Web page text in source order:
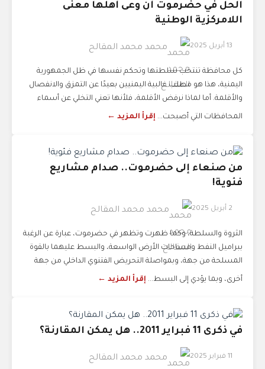
الحل في حضرموت أن وعى أهلها معنى
اللامركزية الوطنية
13 أبريل 2025 محمد محمد المقالح
كل محافظة تنتخب سلطتها وتحكم نفسها في ظل الجمهورية
اليمنية، هذا هو مطلب غالبية اليمنيين بعيدًا عن التمزق والانفصال
والأقلمة. أما لماذا نرفض الأقلمة، فلأنها تعني التخلي عن أسماء
المحافظات التي أصبحت... إقرأ المزيد ←
من صنعاء إلى حضرموت.. صدام مشاريع
فئوية!
2 أبريل 2025 محمد محمد المقالح
الثروة والسلطة، وكما ظهرت وتظهر في حضرموت، عبارة عن الرغبة
ببراميل النفط ومساحات الأرض الواسعة، والبسط عليهما بالقوة
المسلحة من جهة، وبمواصلة التحريض الفتنوي الداخلي من جهة
أخرى، وبما يؤدي إلى البسط... إقرأ المزيد ←
في ذكرى 11 فبراير 2011.. هل يمكن المقارنة؟
11 فبراير 2025 محمد محمد المقالح